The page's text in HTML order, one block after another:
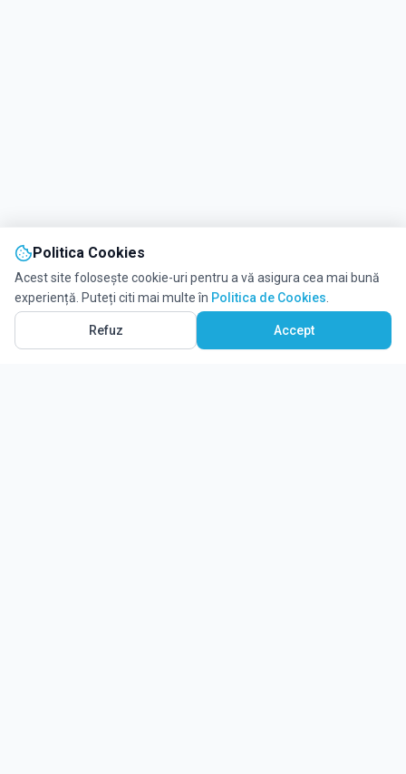
Politica Cookies
Acest site folosește cookie-uri pentru a vă asigura cea mai bună
experiență. Puteți citi mai multe în Politica de Cookies
Refuz Accept